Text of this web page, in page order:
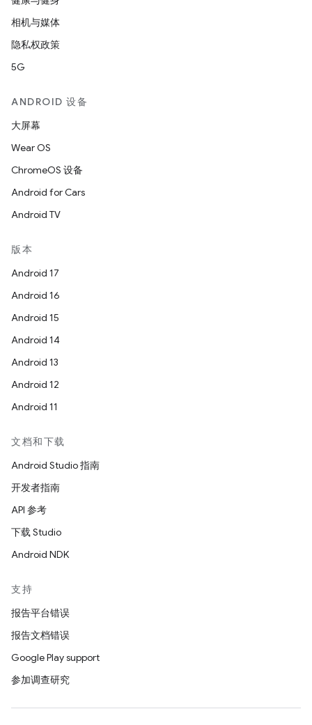
相机与媒体
隐私权政策
5G
ANDROID 设备
大屏幕
Wear OS
ChromeOS 设备
Android for Cars
Android TV
版本
Android 17
Android 16
Android 15
Android 14
Android 13
Android 12
Android 11
文档和下载
Android Studio 指南
开发者指南
API 参考
下载 Studio
Android NDK
支持
报告平台错误
报告文档错误
Google Play support
参加调查研究